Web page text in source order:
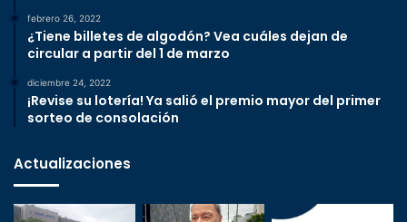
febrero 26, 2022
¿Tiene billetes de algodón? Vea cuáles dejan de
circular a partir del 1 de marzo
diciembre 24, 2022
¡Revise su lotería! Ya salió el premio mayor del primer
sorteo de consolación
Actualizaciones